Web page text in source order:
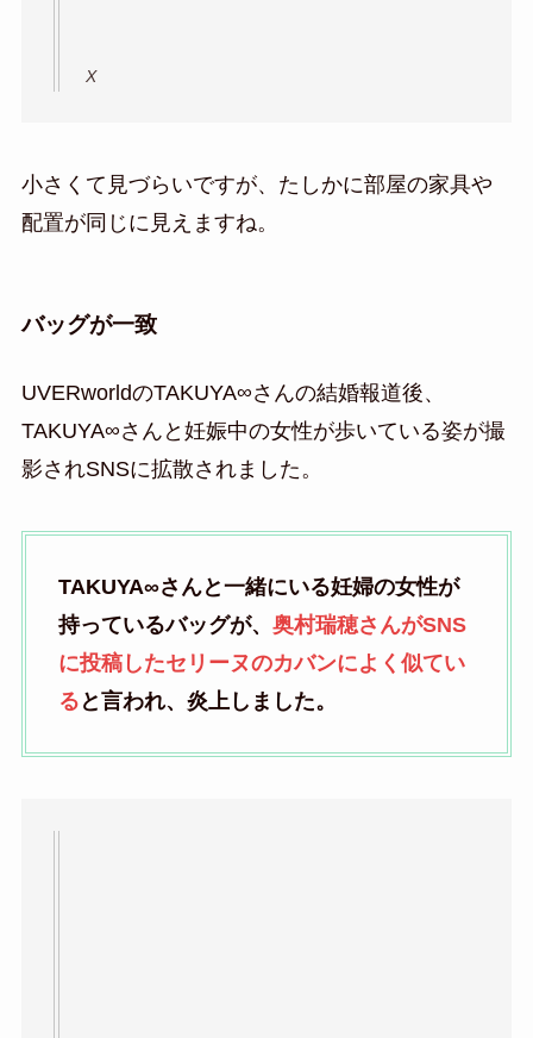
X
小さくて見づらいですが、たしかに部屋の家具や
配置が同じに見えますね。
バッグが一致
UVERworldのTAKUYA∞さんの結婚報道後、
TAKUYA∞さんと妊娠中の女性が歩いている姿が撮
影されSNSに拡散されました。
TAKUYA∞さんと一緒にいる妊婦の女性が
持っているバッグが、 奥村瑞穂さんがSNS
に投稿したセリーヌのカバンによく似てい
る と言われ、炎上しました。